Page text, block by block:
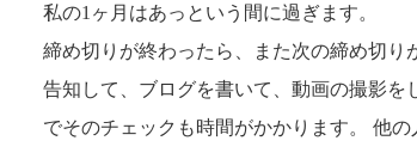
私の1ヶ月はあっという間に過ぎます。
締め切りが終わったら、また次の締め切り
告知して、ブログを書いて、動画の撮影を
でそのチェックも時間がかかります。 他